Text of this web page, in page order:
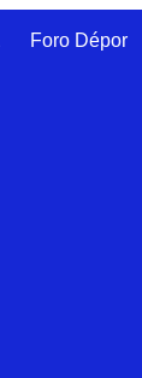
Foro Dépor